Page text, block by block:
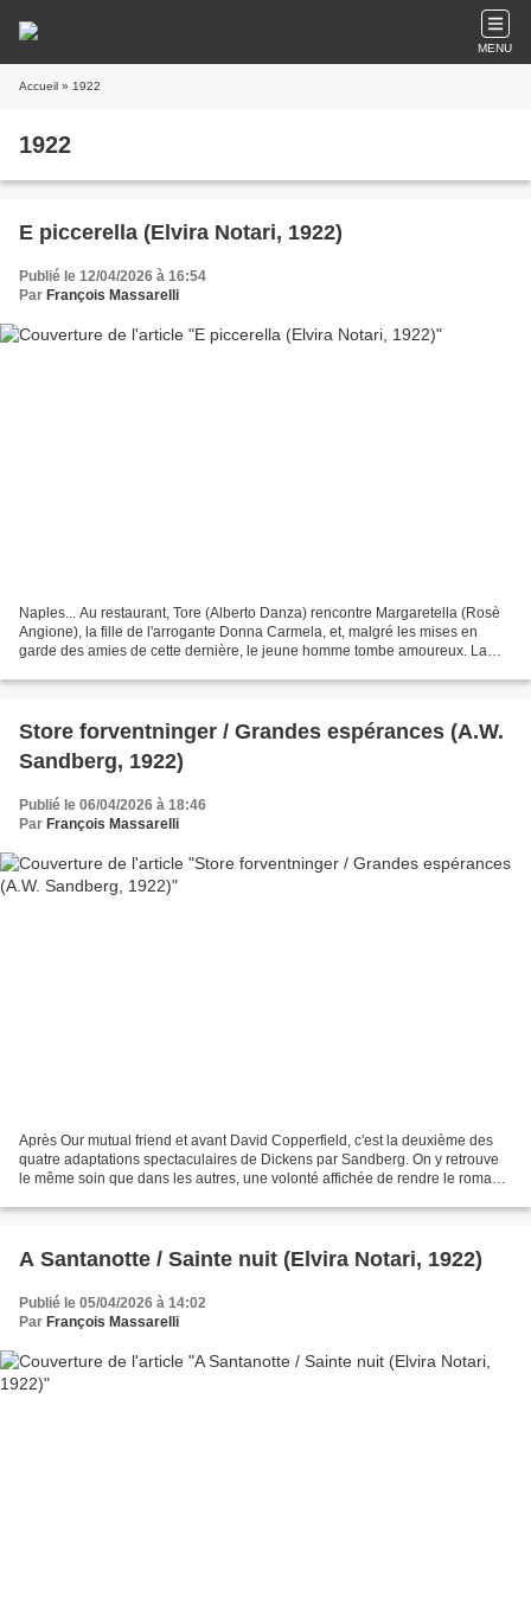
MENU
Accueil » 1922
1922
E piccerella (Elvira Notari, 1922)
Publié le 12/04/2026 à 16:54
Par François Massarelli
Naples... Au restaurant, Tore (Alberto Danza) rencontre Margaretella (Rosè
Angione), la fille de l'arrogante Donna Carmela, et, malgré les mises en
garde des amies de cette dernière, le jeune homme tombe amoureux. La
Store forventninger / Grandes espérances (A.W.
Sandberg, 1922)
Publié le 06/04/2026 à 18:46
Par François Massarelli
Après Our mutual friend et avant David Copperfield, c'est la deuxième des
quatre adaptations spectaculaires de Dickens par Sandberg. On y retrouve
le même soin que dans les autres, une volonté affichée de rendre le roman
A Santanotte / Sainte nuit (Elvira Notari, 1922)
Publié le 05/04/2026 à 14:02
Par François Massarelli